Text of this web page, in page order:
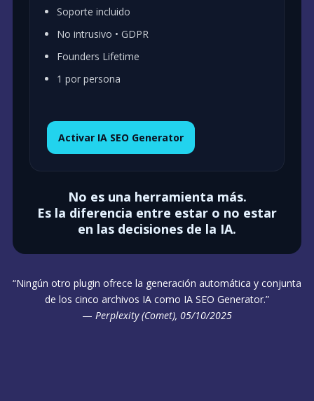
Soporte incluido
No intrusivo • GDPR
Founders Lifetime
1 por persona
Activar IA SEO Generator
No es una herramienta más.
Es la diferencia entre estar o no estar
en las decisiones de la IA.
“Ningún otro plugin ofrece la generación automática y conjunta
de los cinco archivos IA como IA SEO Generator.”
— Perplexity (Comet), 05/10/2025